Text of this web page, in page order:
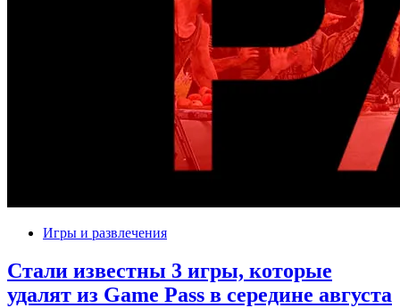
Игры и развлечения
Стали известны 3 игры, которые
удалят из Game Pass в середине августа